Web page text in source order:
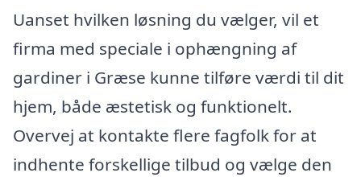
Uanset hvilken løsning du vælger, vil et
firma med speciale i ophængning af
gardiner i Græse kunne tilføre værdi til dit
hjem, både æstetisk og funktionelt.
Overvej at kontakte flere fagfolk for at
indhente forskellige tilbud og vælge den